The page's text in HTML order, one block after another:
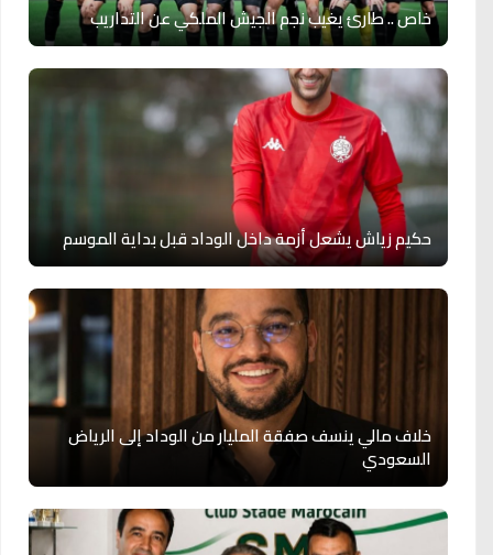
خاص .. طارئ يغيب نجم الجيش الملكي عن التداريب
حكيم زياش يشعل أزمة داخل الوداد قبل بداية الموسم
خلاف مالي ينسف صفقة المليار من الوداد إلى الرياض
السعودي